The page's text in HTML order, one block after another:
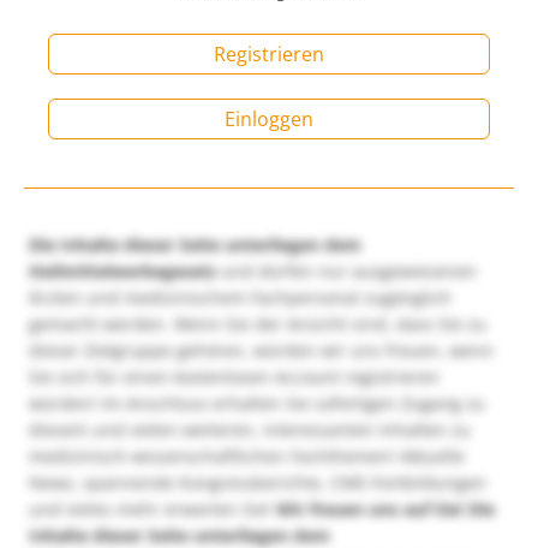
Registrieren
Einloggen
Die Inhalte dieser Seite unterliegen dem
Heilmittelwerbegesetzund dürfen nur ausgewiesenen
Ärzten und medizinischem Fachpersonal zugänglich
gemacht werden. Wenn Sie der Ansicht sind, dass Sie zu
dieser Zielgruppe gehören, würden wir uns freuen, wenn
Sie sich für einen kostenlosen Account registrieren
würden! Im Anschluss erhalten Sie sofortigen Zugang zu
diesem und vielen weiteren, interessanten Inhalten zu
medizinisch-wissenschaftlichen Fachthemen! Aktuelle
News, spannende Kongressberichte, CME-Fortbildungen
und vieles mehr erwarten Sie!Wir freuen uns auf Sie! Die
Inhalte dieser Seite unterliegen dem